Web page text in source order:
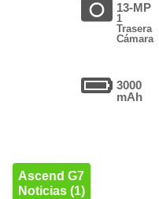
13-MP
1
Trasera
Cámara
3000
mAh
Ascend G7
Noticias (1)